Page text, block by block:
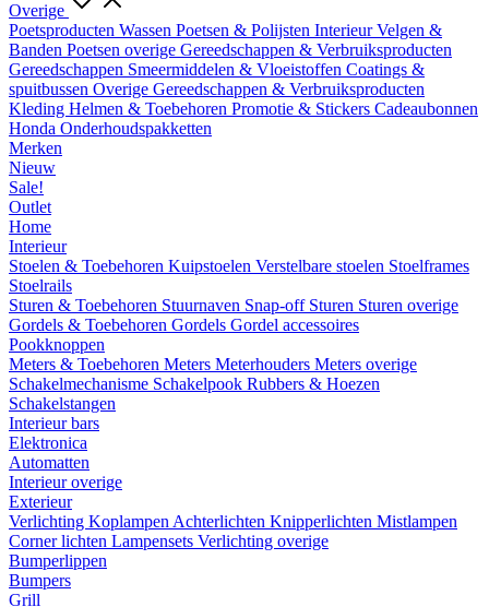
Overige
Poetsproducten Wassen Poetsen & Polijsten InterieurVelgen &
Banden Poetsen overige Gereedschappen & Verbruiksproducten
Gereedschappen Smeermiddelen & Vloeistoffen Coatings &
spuitbussen Overige Gereedschappen & Verbruiksproducten
Kleding Helmen & Toebehoren Promotie & Stickers Cadeaubonnen
Honda Onderhoudspakketten
Merken
Nieuw
Sale!
Outlet
Home
Interieur
Stoelen & Toebehoren Kuipstoelen Verstelbare stoelen Stoelframes
Stoelrails
Sturen & Toebehoren Stuurnaven Snap-off Sturen Sturen overige
Gordels & Toebehoren Gordels Gordel accessoires
Pookknoppen
Meters & Toebehoren Meters Meterhouders Meters overige
Schakelmechanisme Schakelpook Rubbers & Hoezen
Schakelstangen
Interieur bars
Elektronica
Automatten
Interieur overige
Exterieur
Verlichting Koplampen Achterlichten Knipperlichten Mistlampen
Corner lichten Lampensets Verlichting overige
Bumperlippen
Bumpers
Grill